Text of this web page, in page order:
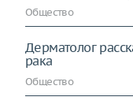
Общество
Дерматолог
рака
Общество